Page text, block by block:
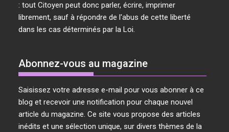
: tout Citoyen peut donc parler, écrire, imprimer
librement, sauf à répondre de l'abus de cette liberté
dans les cas déterminés par la Loi.
Abonnez-vous au magazine
Saisissez votre adresse e-mail pour vous abonner à ce
blog et recevoir une notification pour chaque nouvel
article du magazine. Ce site vous propose des articles
inédits et une sélection unique, sur divers thèmes de la